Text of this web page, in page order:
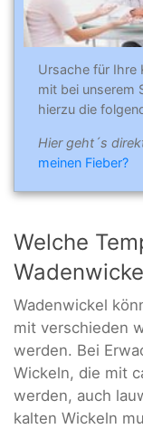
Ursache für Ihre
mit bei unserem
hierzu die
Hier geht´s
meinen Fieber?
Welche
Wadenwickel
mit verschieden
werden. Bei
Wickeln, die mit
werden, auch
kalten Wickeln